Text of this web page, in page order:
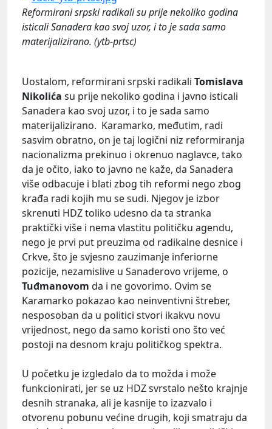
Reformirani srpski radikali su prije nekoliko godina
isticali Sanadera kao svoj uzor, i to je sada samo
materijalizirano. (ytb-prtsc)
Uostalom, reformirani srpski radikali Tomislava
Nikolića su prije nekoliko godina i javno isticali
Sanadera kao svoj uzor, i to je sada samo
materijalizirano. Karamarko, međutim, radi
sasvim obratno, on je taj logični niz reformiranja
nacionalizma prekinuo i okrenuo naglavce, tako
da je očito, iako to javno ne kaže, da Sanadera
više odbacuje i blati zbog tih reformi nego zbog
krađa radi kojih mu se sudi. Njegov je izbor
skrenuti HDZ toliko udesno da ta stranka
praktički više i nema vlastitu političku agendu,
nego je prvi put preuzima od radikalne desnice i
Crkve, što je svjesno zauzimanje inferiorne
pozicije, nezamislive u Sanaderovo vrijeme, o
Tuđmanovom da i ne govorimo. Ovim se
Karamarko pokazao kao neinventivni štreber,
nesposoban da u politici stvori ikakvu novu
vrijednost, nego da samo koristi ono što već
postoji na desnom kraju političkog spektra.
U početku je izgledalo da to možda i može
funkcionirati, jer se uz HDZ svrstalo nešto krajnje
desnih stranaka, ali je kasnije to izazvalo i
otvorenu pobunu većine drugih, koji smatraju da